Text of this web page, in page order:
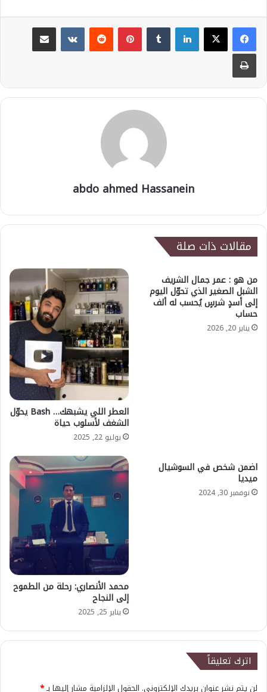
لينكدإن بينتيريست
مشاركة عبر البريد
طباعة
abdo ahmed Hassanein
مقالات ذات صلة
من هو : عمر جمال الشريف
الشبل الصغير الذي تحوّل اليوم
إلى أسدٍ شرسٍ يُحسب له ألف
حساب
يناير 20, 2026
العطر اللي يشبهك… Bash يحوّل
الشغف لأسلوب حياة
يوليو 22, 2025
اضمن شخص في السوشيال
ميديا
نوفمبر 30, 2024
محمد الأنصاري: رحلة من الطموح
إلى النجاح
يناير 25, 2025
اترك تعليقاً
لن يتم نشر عنوان بريدك الإلكتروني. الحقول الإلزامية مشار إليها بـ*